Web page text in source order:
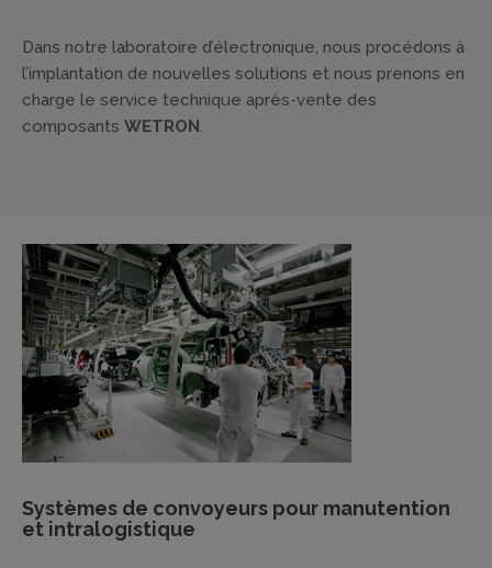
Dans notre laboratoire d’électronique, nous procédons à
l’implantation de nouvelles solutions et nous prenons en
charge le service technique après-vente des
composants WETRON.
Systèmes de convoyeurs pour manutention
et intralogistique